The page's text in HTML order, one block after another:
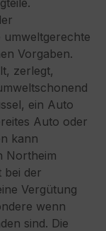
umweltgerechte
Vorgaben.
zerlegt,
ein Auto
Auto oder
kann
Northeim
bei der
Vergütung
wenn
sind. Die